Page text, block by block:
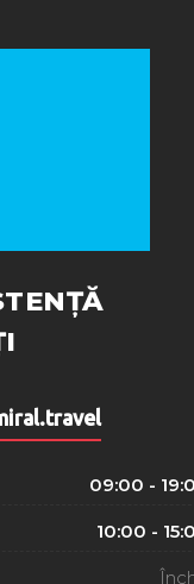
09:00 -
10:00 -